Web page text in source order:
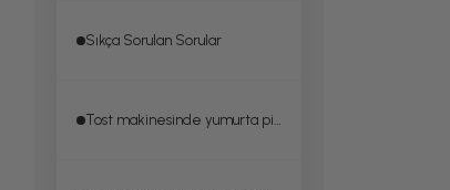
Sıkça Sorulan Sorular
Tost makinesinde yumurta pişirilir mi?